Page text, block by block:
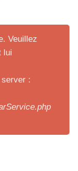
Veuillez
lui
: